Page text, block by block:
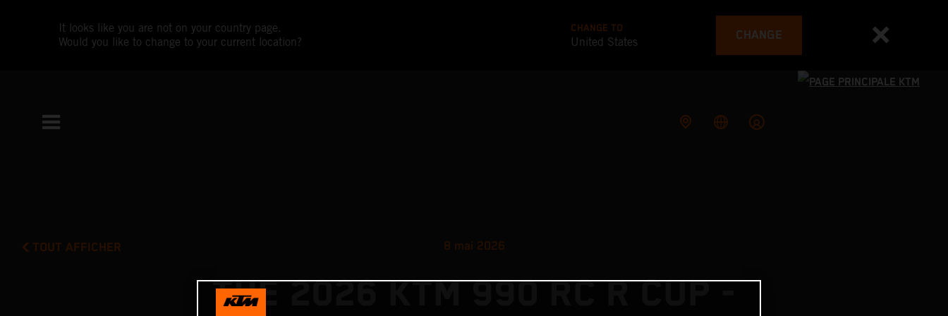
It looks like you are not on your country page.
Would you like to change to your current location?
CHANGE TO
United States CHANGE
TOUT AFFICHER 8 mai 2026
THE 2026 KTM 990 RC R CUP -